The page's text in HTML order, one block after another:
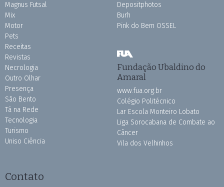
Magnus Futsal
Mix
Motor
Pets
Receitas
Revistas
Necrologia
Outro Olhar
Presença
São Bento
Tá na Rede
Tecnologia
Turismo
Uniso Ciência
Depositphotos
Burh
Pink do Bem OSSEL
Fundação Ubaldino do
Amaral
www.fua.org.br
Colégio Politécnico
Lar Escola Monteiro Lobato
Liga Sorocabana de Combate ao
Câncer
Vila dos Velhinhos
Contato